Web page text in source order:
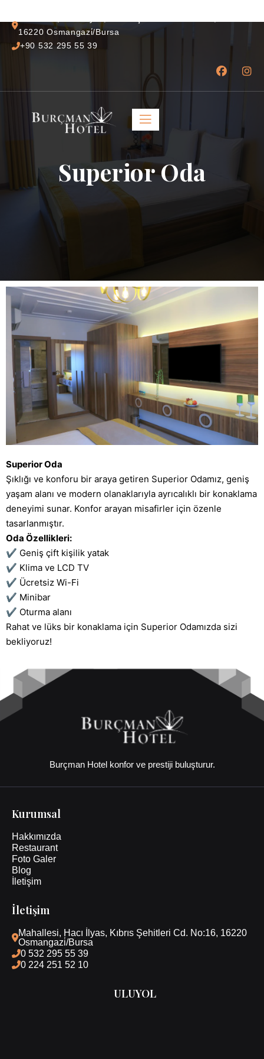
16220 Osmangazi̇/Bursa
+90 532 295 55 39
Superior Oda
Superior Oda
Şıklığı ve konforu bir araya getiren Superior Odamız, geniş
yaşam alanı ve modern olanaklarıyla ayrıcalıklı bir konaklama
deneyimi sunar. Konfor arayan misafirler için özenle
tasarlanmıştır.
Oda Özellikleri:
✔ Geniş çift kişilik yatak
✔ Klima ve LCD TV
✔ Ücretsiz Wi-Fi
✔ Minibar
✔ Oturma alanı
Rahat ve lüks bir konaklama için Superior Odamızda sizi
bekliyoruz!
Burçman Hotel konfor ve prestiji buluşturur.
Kurumsal
Hakkımızda
Restaurant
Foto Galer
Blog
İletişim
İletişim
Mahallesi, Hacı İlyas, Kıbrıs Şehitleri Cd. No:16, 16220
Osmangazi̇/Bursa
0 532 295 55 39
0 224 251 52 10
ULUYOL